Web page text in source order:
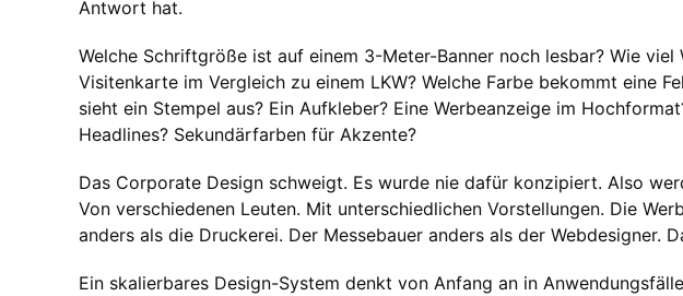
Antwort hat.
Welche Schriftgröße ist auf einem 3-Meter-Banner noch lesbar? Wie
Visitenkarte im Vergleich zu einem LKW? Welche Farbe bekommt eine
sieht ein Stempel aus? Ein Aufkleber? Eine Werbeanzeige im
Headlines? Sekundärfarben für Akzente?
Das Corporate Design schweigt. Es wurde nie dafür konzipiert. Also
Von verschiedenen Leuten. Mit unterschiedlichen Vorstellungen. Die
anders als die Druckerei. Der Messebauer anders als der Webdesigner.
Ein skalierbares Design-System denkt von Anfang an in